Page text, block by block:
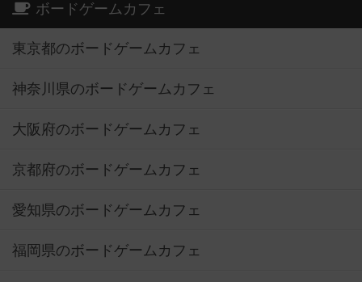
ボードゲームカフェ
東京都のボードゲームカフェ
神奈川県のボードゲームカフェ
大阪府のボードゲームカフェ
京都府のボードゲームカフェ
愛知県のボードゲームカフェ
福岡県のボードゲームカフェ